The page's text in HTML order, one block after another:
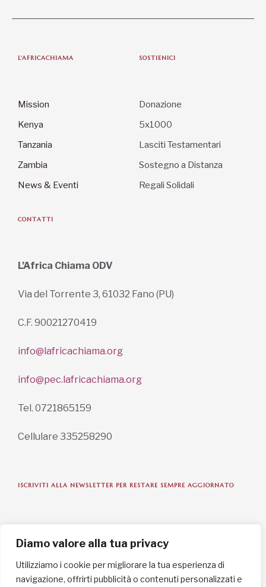
Diamo valore alla tua privacy
Utilizziamo i cookie per migliorare la tua esperienza di
navigazione, offrirti pubblicità o contenuti personalizzati e
L'AFRICACHIAMA
Mission
Kenya
Tanzania
Zambia
News & Eventi
SOSTIENICI
Donazione
5x1000
Lasciti Testamentari
Sostegno a Distanza
Regali Solidali
CONTATTI
L’Africa Chiama ODV
Via del Torrente 3, 61032 Fano (PU)
C.F. 90021270419
info@lafricachiama.org
info@pec.lafricachiama.org
Tel. 0721865159
Cellulare 335258290
ISCRIVITI ALLA NEWSLETTER PER RESTARE SEMPRE AGGIORNATO
ISCRIVITI ORA
INFORMAZIONI SULLA PRIVACY